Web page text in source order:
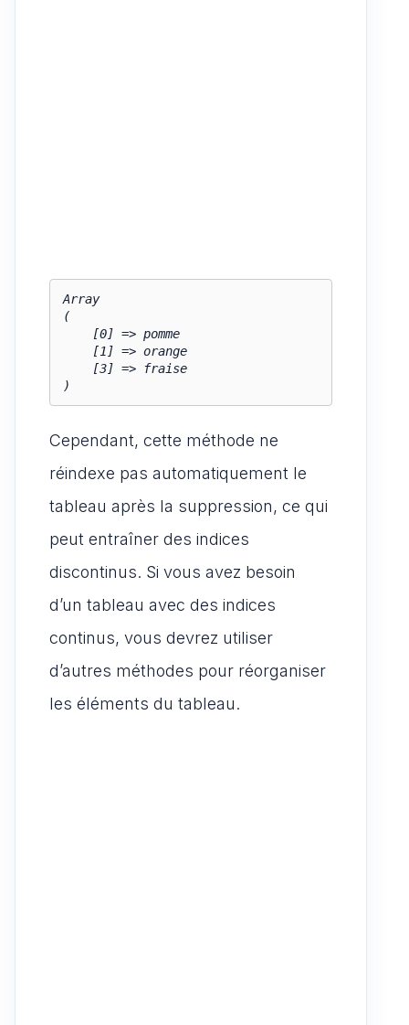
Array
(
)
Cependant, cette méthode ne
réindexe pas automatiquement le
tableau après la suppression, ce qui
peut entraîner des indices
discontinus. Si vous avez besoin
d’un tableau avec des indices
continus, vous devrez utiliser
d’autres méthodes pour réorganiser
les éléments du tableau.